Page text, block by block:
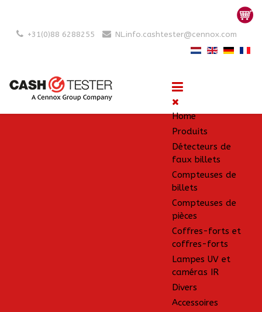
+31(0)88 6288255 NL.info.cashtester@cennox.com
Home
Produits
Détecteurs de
faux billets
Compteuses de
billets
Compteuses de
pièces
Coffres-forts et
coffres-forts
Lampes UV et
caméras IR
Divers
Accessoires